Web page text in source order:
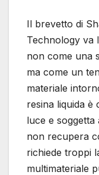
Il brevetto di
Technology va
non come una
ma come un
materiale
resina liquida è
luce e soggetta
non recupera
richiede troppi
multimateriale